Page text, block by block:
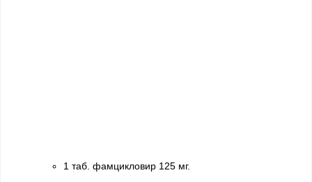
1 таб. фамцикловир 125 мг.